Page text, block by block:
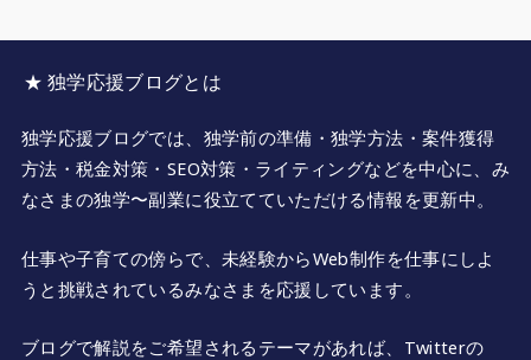
★ 独学応援ブログとは
独学応援ブログでは、独学前の準備・独学方法・案件獲得
方法・税金対策・SEO対策・ライティングなどを中心に、み
なさまの独学〜副業に役立てていただける情報を更新中。
仕事や子育ての傍らで、未経験からWeb制作を仕事にしよ
うと挑戦されているみなさまを応援しています。
ブログで解説をご希望されるテーマがあれば、Twitterの